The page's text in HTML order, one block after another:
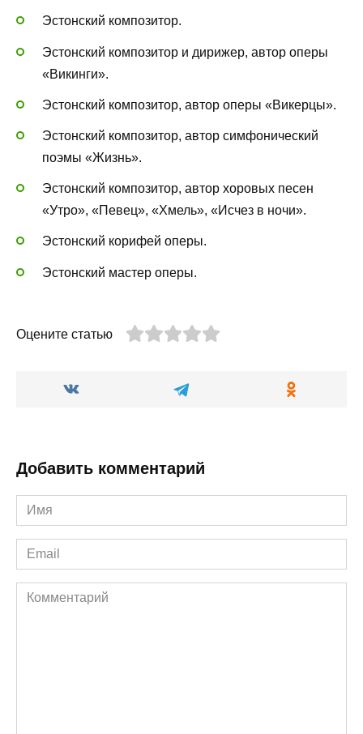
Эстонский композитор.
Эстонский композитор и дирижер, автор оперы
«Викинги».
Эстонский композитор, автор оперы «Викерцы».
Эстонский композитор, автор симфонический
поэмы «Жизнь».
Эстонский композитор, автор хоровых песен
«Утро», «Певец», «Хмель», «Исчез в ночи».
Эстонский корифей оперы.
Эстонский мастер оперы.
Оцените статью
Добавить комментарий
Имя
*
Email
*
Комментарий